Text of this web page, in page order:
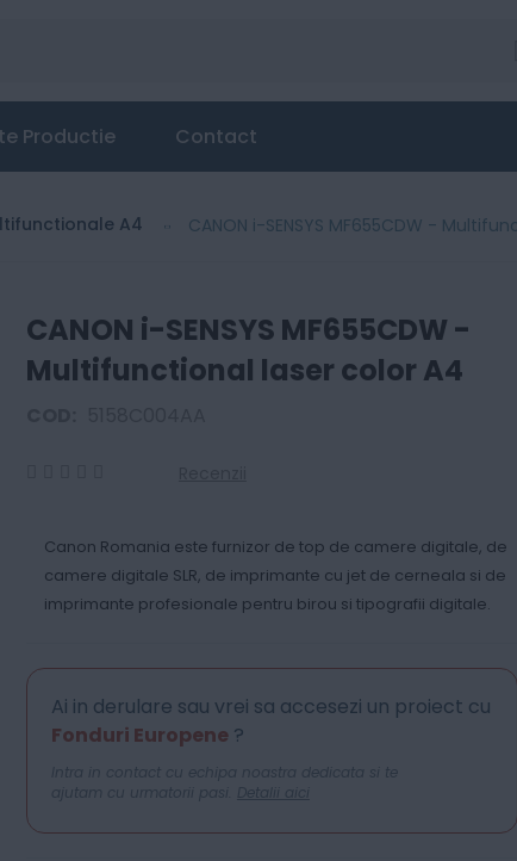
Productie Contact
A4 CANON i-SENSYS MF655CDW -
CANON i-SENSYS MF655CDW -
Multifunctional laser color A4
Canon Romania este furnizor de top de camere digitale, de
camere digitale SLR, de imprimante cu jet de cerneala si de
imprimante profesionale pentru birou si tipografii digitale.
Ai in derulare sau vrei sa accesezi un proiect cu
Fonduri Europene?
Intra in contact cu echipa noastra dedicata si te
ajutam cu urmatorii pasi. Detalii aici